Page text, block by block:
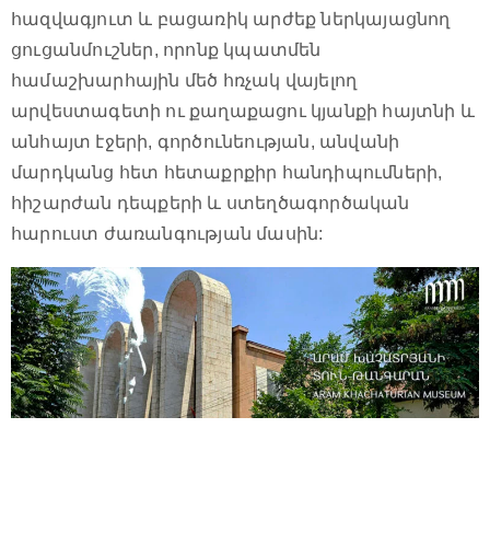
հազվագյուտ և բացառիկ արժեք ներկայացնող
ցուցանմուշներ, որոնք կպատմեն
համաշխարհային մեծ հռչակ վայելող
արվեստագետի ու քաղաքացու կյանքի հայտնի և
անհայտ էջերի, գործունեության, անվանի
մարդկանց հետ հետաքրքիր հանդիպումների,
հիշարժան դեպքերի և ստեղծագործական
հարուստ ժառանգության մասին: